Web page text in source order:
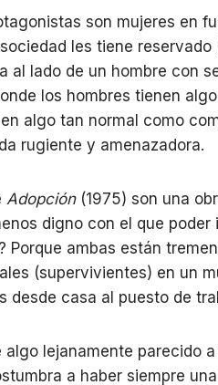
son mujeres en
les tiene
al lado de un hombre con
los hombres tienen
algo tan normal como
rugiente y amenazadora.
Adopción(1975) son una
digno con el que
Porque ambas están
(supervivientes) en un
desde casa al puesto de
algo lejanamente parecido
a haber siempre